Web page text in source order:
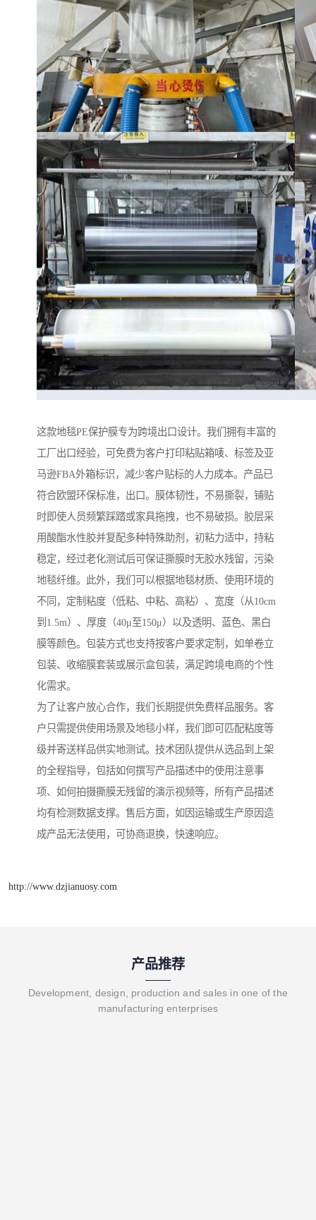
这款地毯PE保护膜专为跨境出口设计。我们拥有丰富的
工厂出口经验，可免费为客户打印粘贴箱唛、标签及亚
马逊FBA外箱标识，减少客户贴标的人力成本。产品已
符合欧盟环保标准，出口。膜体韧性，不易撕裂，铺贴
时即使人员频繁踩踏或家具拖拽，也不易破损。胶层采
用酸酯水性胶并复配多种特殊助剂，初粘力适中，持粘
稳定，经过老化测试后可保证撕膜时无胶水残留，污染
地毯纤维。此外，我们可以根据地毯材质、使用环境的
不同，定制粘度（低粘、中粘、高粘）、宽度（从10cm
到1.5m）、厚度（40μ至150μ）以及透明、蓝色、黑白
膜等颜色。包装方式也支持按客户要求定制，如单卷立
包装、收缩膜套装或展示盒包装，满足跨境电商的个性
化需求。
为了让客户放心合作，我们长期提供免费样品服务。客
户只需提供使用场景及地毯小样，我们即可匹配粘度等
级并寄送样品供实地测试。技术团队提供从选品到上架
的全程指导，包括如何撰写产品描述中的使用注意事
项、如何拍摄撕膜无残留的演示视频等，所有产品描述
均有检测数据支撑。售后方面，如因运输或生产原因造
成产品无法使用，可协商退换，快速响应。
http://www.dzjianuosy.com
产品推荐
Development, design, production and sales in one of the
manufacturing enterprises